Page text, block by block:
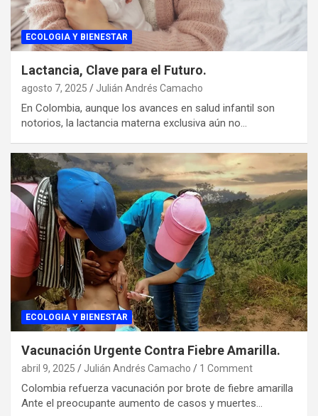
ECOLOGIA Y BIENESTAR
Lactancia, Clave para el Futuro.
agosto 7, 2025 Julián Andrés Camacho
En Colombia, aunque los avances en salud infantil son
notorios, la lactancia materna exclusiva aún no…
ECOLOGIA Y BIENESTAR
Vacunación Urgente Contra Fiebre Amarilla.
abril 9, 2025 Julián Andrés Camacho 1 Comment
Colombia refuerza vacunación por brote de fiebre amarilla
Ante el preocupante aumento de casos y muertes…